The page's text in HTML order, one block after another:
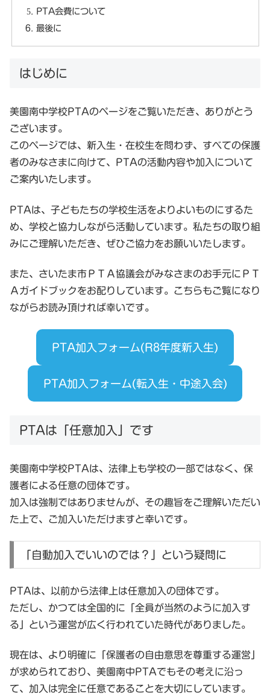
PTA会費について
最後に
はじめに
美園南中学校PTAのページをご覧いただき、ありがとう
ございます。
このページでは、新入生・在校生を問わず、すべての保護
者のみなさまに向けて、PTAの活動内容や加入について
ご案内いたします。
PTAは、子どもたちの学校生活をよりよいものにするた
め、学校と協力しながら活動しています。私たちの取り組
みにご理解いただき、ぜひご協力をお願いいたします。
また、さいたま市ＰＴＡ協議会がみなさまのお手元にＰＴ
Ａガイドブックをお配りしています。こちらもご覧になり
ながらお読み頂ければ幸いです。
PTA加入フォーム(R8年度新入生)
PTA加入フォーム(転入生・中途入会)
PTAは「任意加入」です
美園南中学校PTAは、法律上も学校の一部ではなく、保
護者による任意の団体です。
加入は強制ではありませんが、その趣旨をご理解いただい
た上で、ご加入いただけますと幸いです。
「自動加入でいいのでは？」という疑問に
PTAは、以前から法律上は任意加入の団体です。
ただし、かつては全国的に「全員が当然のように加入す
る」という運営が広く行われていた時代がありました。
現在は、より明確に「保護者の自由意思を尊重する運営」
が求められており、美園南中PTAでもその考えに沿っ
て、 加入は完全に任意であることを大切にしています。